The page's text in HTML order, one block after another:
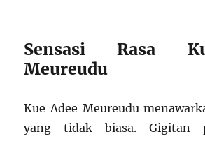
Sensasi Rasa
Meureudu
Kue Adee Meureudu
yang tidak biasa. Gigitan